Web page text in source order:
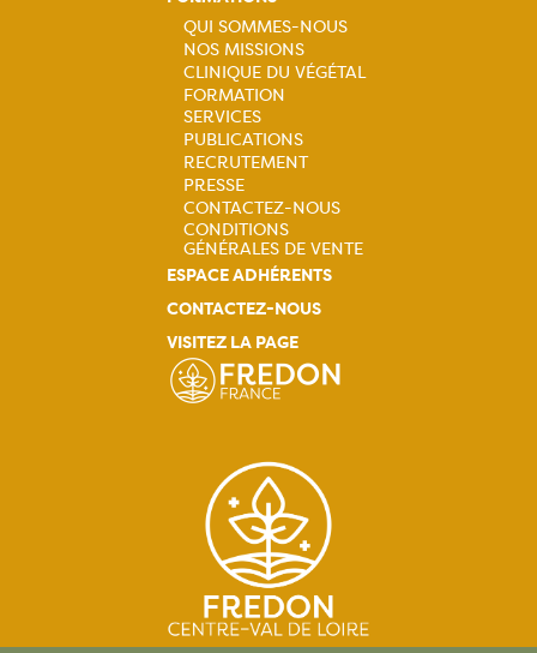
Navigation
principale
QUI SOMMES-NOUS
NOS MISSIONS
CLINIQUE DU VÉGÉTAL
FORMATION
SERVICES
PUBLICATIONS
RECRUTEMENT
PRESSE
CONTACTEZ-NOUS
CONDITIONS
GÉNÉRALES DE VENTE
ESPACE ADHÉRENTS
CONTACTEZ-NOUS
VISITEZ LA PAGE